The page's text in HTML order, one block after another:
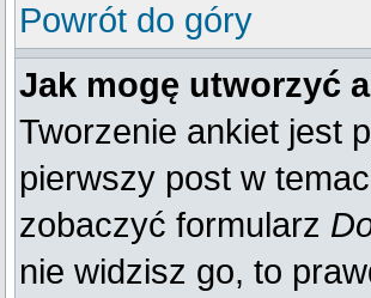
Powrót do góry
Jak mogę utworzyć
Tworzenie ankiet jest
pierwszy post w
zobaczyć formularz
nie widzisz go, to